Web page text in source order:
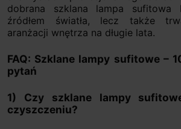
dobrana szklana lampa
źródłem światła, lecz także
aranżacji wnętrza na długie lata.
FAQ: Szklane lampy sufitowe –
pytań
1) Czy szklane lampy
czyszczeniu?